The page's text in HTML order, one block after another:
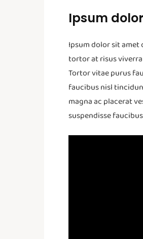
Ipsum
Ipsum dolor sit amet
tortor at risus
Tortor vitae purus
faucibus nisl
magna ac placerat
suspendisse